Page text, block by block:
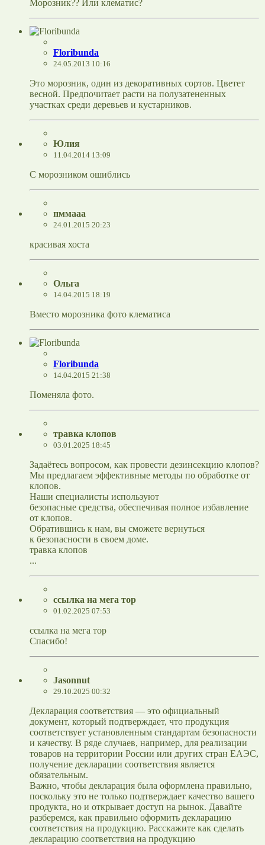
Морозник?? Или клематис?
Floribunda
24.05.2013 10:16
Это морозник, один из декоративных сортов. Цветет
весной. Предпочитает расти на полузатененных
участках среди деревьев и кустарников.
Юлия
11.04.2014 13:09
С морозником ошиблись
пммааа
24.01.2015 20:23
красивая хоста
Ольга
14.04.2015 18:19
Вместо морозника фото клематиса
Floribunda
14.04.2015 21:38
Поменяла фото.
травка клопов
03.01.2025 18:45
Задаётесь вопросом, как провести дезинсекцию клопов?
Мы предлагаем эффективные методы по обработке от
клопов.
Наши специалисты используют
безопасные средства, обеспечивая полное избавление
от клопов.
Обратившись к нам, вы сможете вернуться
к безопасности в своем доме.
травка клопов
...
ссылка на мега тор
01.02.2025 07:53
ссылка на мега тор
Спасибо!
Jasonnut
29.10.2025 00:32
Декларация соответствия — это официальный
документ, который подтверждает, что продукция
соответствует установленным стандартам безопасности
и качеству. В ряде случаев, например, для реализации
товаров на территории России или других стран ЕАЭС,
получение декларации соответствия является
обязательным.
Важно, чтобы декларация была оформлена правильно,
поскольку это не только подтверждает качество вашего
продукта, но и открывает доступ на рынок. Давайте
разберемся, как правильно оформить декларацию
соответствия на продукцию. Расскажите как сделать
декларацию соответствия на продукцию